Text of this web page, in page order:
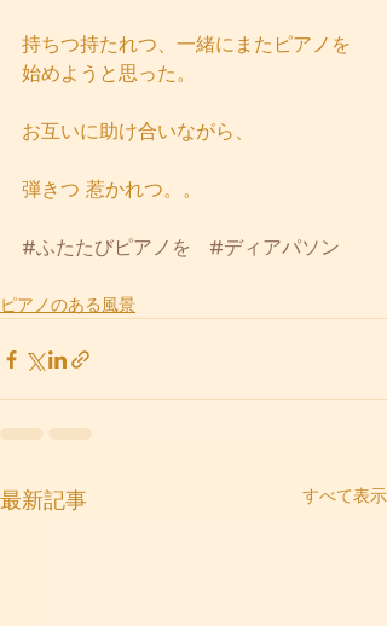
持ちつ持たれつ、一緒にまたピアノを
始めようと思った。
お互いに助け合いながら、
弾きつ 惹かれつ。。
#ふたたびピアノを #ディアパソン
ピアノのある風景
最新記事 すべて表示